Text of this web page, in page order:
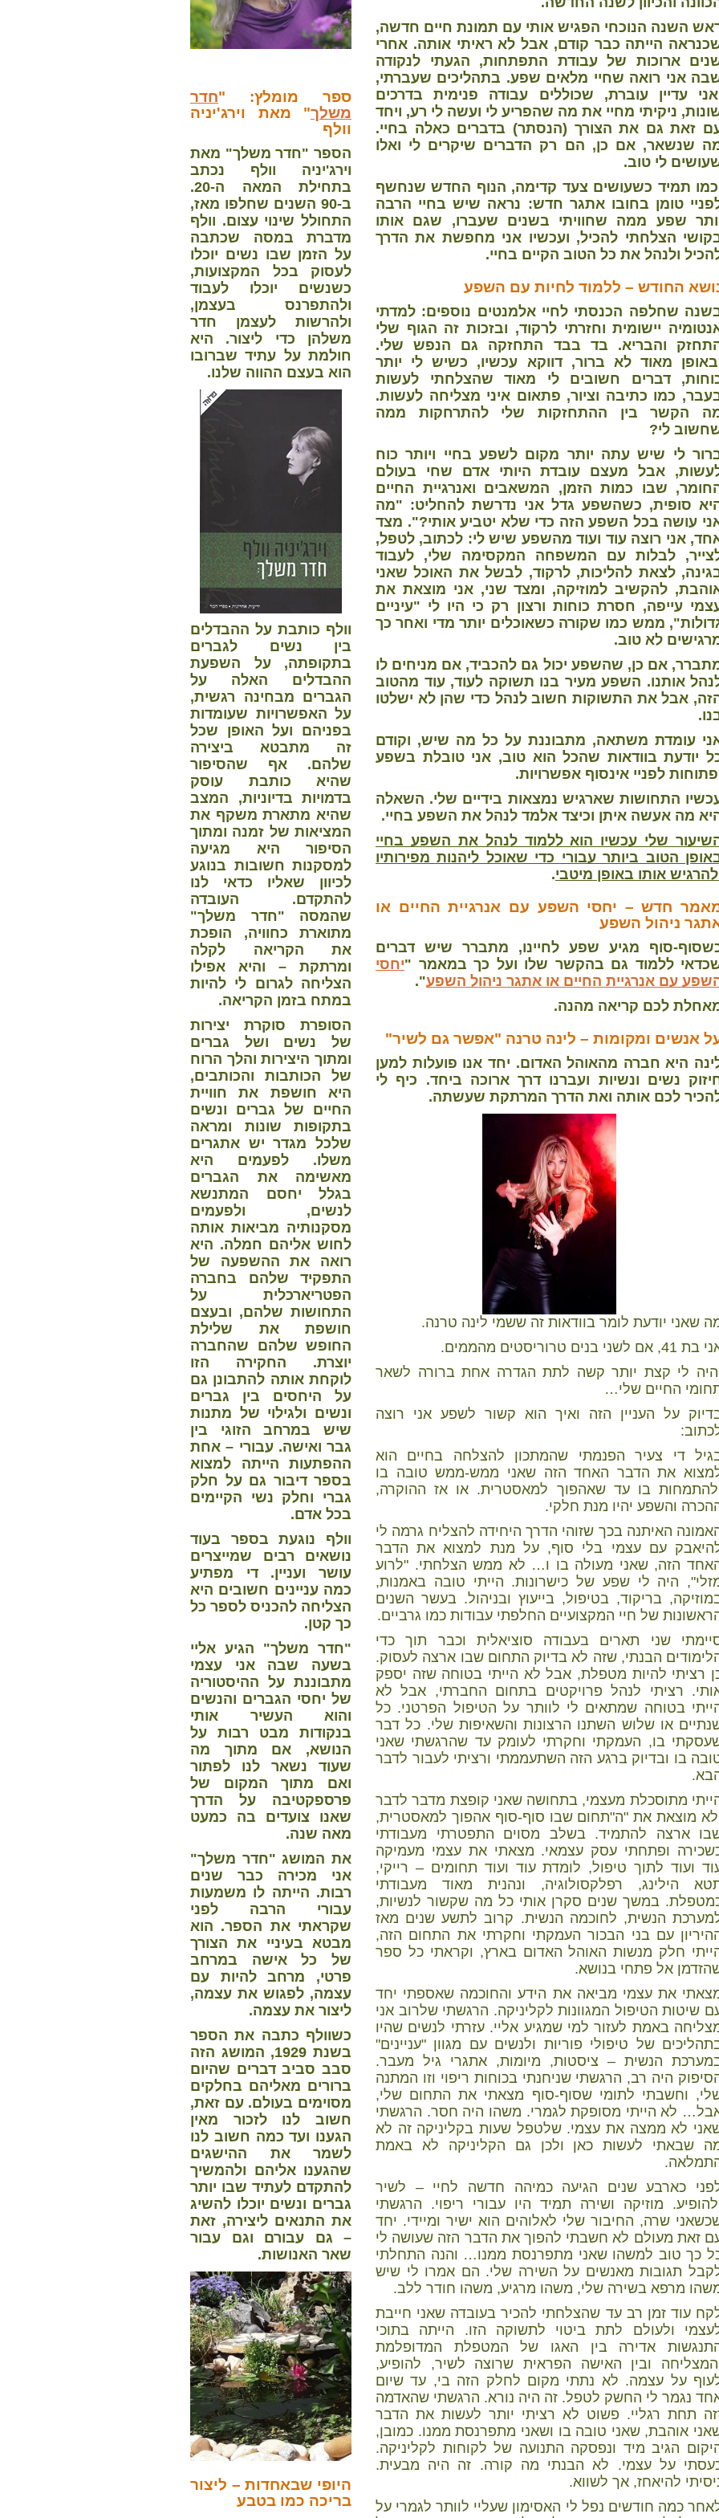
השנה הנוכחי הפגיש אותי עם תמונת חיים חדשה,
הייתה כבר קודם, אבל לא ראיתי אותה. אחרי
ארוכות של עבודת התפתחות, הגעתי לנקודה
אני רואה שחיי מלאים שפע. בתהליכים שעברתי,
עדיין עוברת, שכוללים עבודה פנימית בדרכים
ניקיתי מחיי את מה שהפריע לי ועשה לי רע, ויחד
זאת גם את הצורך (הנסתר) בדברים כאלה בחיי.
שנשאר, אם כן, הם רק הדברים שיקרים לי ואלו
לי טוב.
תמיד כשעושים צעד קדימה, הנוף החדש שנחשף
טומן בחובו אתגר חדש: נראה שיש בחיי הרבה
שפע ממה שחוויתי בשנים שעברו, שגם אותו
הצלחתי להכיל, ועכשיו אני מחפשת את הדרך
ולנהל את כל הטוב הקיים בחיי.
החודש – ללמוד לחיות עם השפע
שחלפה הכנסתי לחיי אלמנטים נוספים: למדתי
יישומית וחזרתי לרקוד, ובזכות זה הגוף שלי
והבריא. בד בבד התחזקה גם הנפש שלי.
מאוד לא ברור, דווקא עכשיו, כשיש לי יותר
דברים חשובים לי מאוד שהצלחתי לעשות
כמו כתיבה וציור, פתאום איני מצליחה לעשות.
הקשר בין ההתחזקות שלי להתרחקות ממה
לי?
לי שיש עתה יותר מקום לשפע בחיי ויותר כוח
אבל מעצם עובדת היותי אדם שחי בעולם
שבו כמות הזמן, המשאבים ואנרגיית החיים
סופית, כשהשפע גדל אני נדרשת להחליט: "מה
עושה בכל השפע הזה כדי שלא יטביע אותי?". מצד
אני רוצה עוד ועוד מהשפע שיש לי: לכתוב, לטפל,
לבלות עם המשפחה המקסימה שלי, לעבוד
לצאת להליכות, לרקוד, לבשל את האוכל שאני
להקשיב למוזיקה, ומצד שני, אני מוצאת את
עייפה, חסרת כוחות ורצון רק כי היו לי "עיניים
ממש כמו שקורה כשאוכלים יותר מדי ואחר כך
לא טוב.
אם כן, שהשפע יכול גם להכביד, אם מניחים לו
אותנו. השפע מעיר בנו תשוקה לעוד, עוד מהטוב
אבל את התשוקות חשוב לנהל כדי שהן לא ישלטו
עומדת משתאה, מתבוננת על כל מה שיש, וקודם
יודעת בוודאות שהכל הוא טוב, אני טובלת בשפע
לפניי אינסוף אפשרויות.
התחושות שארגיש נמצאות בידיים שלי. השאלה
מה אעשה איתן וכיצד אלמד לנהל את השפע בחיי.
שלי עכשיו הוא ללמוד לנהל את השפע בחיי
הטוב ביותר עבורי כדי שאוכל ליהנות מפירותיו
אותו באופן מיטבי.
חדש – יחסי השפע עם אנרגיית החיים או
ניהול השפע
סוף מגיע שפע לחיינו, מתברר שיש דברים
ללמוד גם בהקשר שלו ועל כך במאמר "יחסי
עם אנרגיית החיים או אתגר ניהול השפע".
לכם קריאה מהנה.
אנשים ומקומות – לינה טרנה "אפשר גם לשיר"
היא חברה מהאוהל האדום. יחד אנו פועלות למען
נשים ונשיות ועברנו דרך ארוכה ביחד. כיף לי
לכם אותה ואת הדרך המרתקת שעשתה.
שאני יודעת לומר בוודאות זה ששמי לינה טרנה.
41, אם לשני בנים טרוריסטים מהממים.
לי קצת יותר קשה לתת הגדרה אחת ברורה לשאר
החיים שלי…
על העניין הזה ואיך הוא קשור לשפע אני רוצה
די צעיר הפנמתי שהמתכון להצלחה בחיים הוא
את הדבר האחד הזה שאני ממש-ממש טובה בו
בו עד שאהפוך למאסטרית. או אז ההוקרה,
והשפע יהיו מנת חלקי.
האיתנה בכך שזוהי הדרך היחידה להצליח גרמה לי
עם עצמי בלי סוף, על מנת למצוא את הדבר
הזה, שאני מעולה בו ו… לא ממש הצלחתי. "לרוע
היה לי שפע של כישרונות. הייתי טובה באמנות,
בריקוד, בטיפול, בייעוץ ובניהול. בעשר השנים
של חיי המקצועיים החלפתי עבודות כמו גרביים.
שני תארים בעבודה סוציאלית וכבר תוך כדי
הבנתי, שזה לא בדיוק התחום שבו ארצה לעסוק.
רציתי להיות מטפלת, אבל לא הייתי בטוחה שזה יספק
רציתי לנהל פרויקטים בתחום החברתי, אבל לא
בטוחה שמתאים לי לוותר על הטיפול הפרטני. כל
או שלוש השתנו הרצונות והשאיפות שלי. כל דבר
בו, העמקתי וחקרתי לעומק עד שהרגשתי שאני
בו ובדיוק ברגע הזה השתעממתי ורציתי לעבור לדבר
מתוסכלת מעצמי, בתחושה שאני קופצת מדבר לדבר
מוצאת את "ה"תחום שבו סוף-סוף אהפוך למאסטרית,
ארצה להתמיד. בשלב מסוים התפטרתי מעבודתי
ופתחתי עסק עצמאי. מצאתי את עצמי מעמיקה
ועוד לתוך טיפול, לומדת עוד ועוד תחומים – רייקי,
הילינג, רפלקסולוגיה, ונהנית מאוד מעבודתי
במשך שנים סקרן אותי כל מה שקשור לנשיות,
הנשית, לחוכמה הנשית. קרוב לתשע שנים מאז
עם בני הבכור העמקתי וחקרתי את התחום הזה,
חלק מנשות האוהל האדום בארץ, וקראתי כל ספר
אל פתחי בנושא.
את עצמי מביאה את הידע והחוכמה שאספתי יחד
שיטות הטיפול המגוונות לקליניקה. הרגשתי שלרוב אני
באמת לעזור למי שמגיע אליי. עזרתי לנשים שהיו
של טיפולי פוריות ולנשים עם מגוון "עניינים"
הנשית – ציסטות, מיומות, אתגרי גיל מעבר.
היה רב, הרגשתי שניחנתי בכוחות ריפוי וזו המתנה
וחשבתי לתומי שסוף-סוף מצאתי את התחום שלי,
לא הייתי מסופקת לגמרי. משהו היה חסר. הרגשתי
לא ממצה את עצמי. שלטפל שעות בקליניקה זה לא
שבאתי לעשות כאן ולכן גם הקליניקה לא באמת
כארבע שנים הגיעה כמיהה חדשה לחיי – לשיר
מוזיקה ושירה תמיד היו עבורי ריפוי. הרגשתי
שרה, החיבור שלי לאלוהים הוא ישיר ומיידי. יחד
זאת מעולם לא חשבתי להפוך את הדבר הזה שעושה לי
כך טוב למשהו שאני מתפרנסת ממנו… והנה התחלתי
תגובות מאנשים על השירה שלי. הם אמרו לי שיש
מרפא בשירה שלי, משהו מרגיע, משהו חודר ללב.
עוד זמן רב עד שהצלחתי להכיר בעובדה שאני חייבת
ולעולם לתת ביטוי לתשוקה הזו. הייתה בתוכי
אדירה בין האגו של המטפלת המדופלמת
ובין האישה הפראית שרוצה לשיר, להופיע,
על עצמה. לא נתתי מקום לחלק הזה בי, עד שיום
נגמר לי החשק לטפל. זה היה נורא. הרגשתי שהאדמה
תחת רגליי. פשוט לא רציתי יותר לעשות את הדבר
אוהבת, שאני טובה בו ושאני מתפרנסת ממנו. כמובן,
הגיב מיד ונפסקה התנועה של לקוחות לקליניקה.
על עצמי. לא הבנתי מה קורה. זה היה מבעית.
להיאחז, אך לשווא.
כמה חודשים נפל לי האסימון שעליי לוותר לגמרי על
ספר מומלץ: "חדר
משלך" מאת וירג'יניה
וולף
הספר "חדר משלך" מאת
וירג'יניה וולף נכתב
בתחילת המאה ה-20.
ב-90 השנים שחלפו מאז,
התחולל שינוי עצום. וולף
מדברת במסה שכתבה
על הזמן שבו נשים יוכלו
לעסוק בכל המקצועות,
כשנשים יוכלו לעבוד
ולהתפרנס בעצמן,
ולהרשות לעצמן חדר
משלהן כדי ליצור. היא
חולמת על עתיד שברובו
הוא בעצם ההווה שלנו.
וולף כותבת על ההבדלים
בין נשים לגברים
בתקופתה, על השפעת
ההבדלים האלה על
הגברים מבחינה רגשית,
על האפשרויות שעומדות
בפניהם ועל האופן שכל
זה מתבטא ביצירה
שלהם. אף שהסיפור
שהיא כותבת עוסק
בדמויות בדיוניות, המצב
שהיא מתארת משקף את
המציאות של זמנה ומתוך
הסיפור היא מגיעה
למסקנות חשובות בנוגע
לכיוון שאליו כדאי לנו
להתקדם. העובדה
שהמסה "חדר משלך"
מתוארת כחוויה, הופכת
את הקריאה לקלה
ומרתקת – והיא אפילו
הצליחה לגרום לי להיות
במתח בזמן הקריאה.
הסופרת סוקרת יצירות
של נשים ושל גברים
ומתוך היצירות והלך הרוח
של הכותבות והכותבים,
היא חושפת את חוויית
החיים של גברים ונשים
בתקופות שונות ומראה
שלכל מגדר יש אתגרים
משלו. לפעמים היא
מאשימה את הגברים
בגלל יחסם המתנשא
לנשים, ולפעמים
מסקנותיה מביאות אותה
לחוש אליהם חמלה. היא
רואה את ההשפעה של
התפקיד שלהם בחברה
הפטריארכלית על
התחושות שלהם, ובעצם
חושפת את שלילת
החופש שלהם שהחברה
יוצרת. החקירה הזו
לוקחת אותה להתבונן גם
על היחסים בין גברים
ונשים ולגילוי של מתנות
שיש במרחב הזוגי בין
גבר ואישה. עבורי – אחת
ההפתעות הייתה למצוא
בספר דיבור גם על חלק
גברי וחלק נשי הקיימים
בכל אדם.
וולף נוגעת בספר בעוד
נושאים רבים שמייצרים
עושר ועניין. די מפתיע
כמה עניינים חשובים היא
הצליחה להכניס לספר כל
כך קטן.
"חדר משלך" הגיע אליי
בשעה שבה אני עצמי
מתבוננת על ההיסטוריה
של יחסי הגברים והנשים
והוא העשיר אותי
בנקודות מבט רבות על
הנושא, אם מתוך מה
שעוד נשאר לנו לפתור
ואם מתוך המקום של
פרספקטיבה על הדרך
שאנו צועדים בה כמעט
מאה שנה.
את המושג "חדר משלך"
אני מכירה כבר שנים
רבות. הייתה לו משמעות
עבורי הרבה לפני
שקראתי את הספר. הוא
מבטא בעיניי את הצורך
של כל אישה במרחב
פרטי, מרחב להיות עם
עצמה, לפגוש את עצמה,
ליצור את עצמה.
כשוולף כתבה את הספר
בשנת 1929, המושג הזה
סבב סביב דברים שהיום
ברורים מאליהם בחלקים
מסוימים בעולם. עם זאת,
חשוב לנו לזכור מאין
הגענו ועד כמה חשוב לנו
לשמר את ההישגים
שהגענו אליהם ולהמשיך
להתקדם לעתיד שבו יותר
גברים ונשים יוכלו להשיג
את התנאים ליצירה, זאת
– גם עבורם וגם עבור
שאר האנושות.
היופי שבאחדות – ליצור
בריכה כמו בטבע